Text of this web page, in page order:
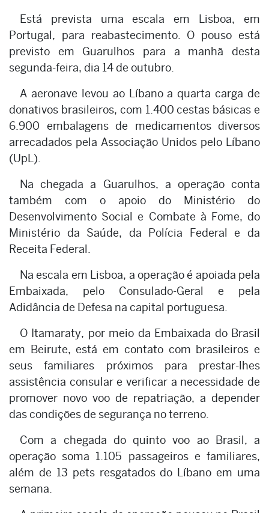
Está prevista uma escala em Lisboa, em
Portugal, para reabastecimento. O pouso está
previsto em Guarulhos para a manhã desta
segunda-feira, dia 14 de outubro.
A aeronave levou ao Líbano a quarta carga de
donativos brasileiros, com 1.400 cestas básicas e
6.900 embalagens de medicamentos diversos
arrecadados pela Associação Unidos pelo Líbano
(UpL).
Na chegada a Guarulhos, a operação conta
também com o apoio do Ministério do
Desenvolvimento Social e Combate à Fome, do
Ministério da Saúde, da Polícia Federal e da
Receita Federal.
Na escala em Lisboa, a operação é apoiada pela
Embaixada, pelo Consulado-Geral e pela
Adidância de Defesa na capital portuguesa.
O Itamaraty, por meio da Embaixada do Brasil
em Beirute, está em contato com brasileiros e
seus familiares próximos para prestar-lhes
assistência consular e verificar a necessidade de
promover novo voo de repatriação, a depender
das condições de segurança no terreno.
Com a chegada do quinto voo ao Brasil, a
operação soma 1.105 passageiros e familiares,
além de 13 pets resgatados do Líbano em uma
semana.